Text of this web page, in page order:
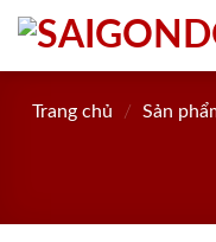
Skip
content
Trang chủ / Sản